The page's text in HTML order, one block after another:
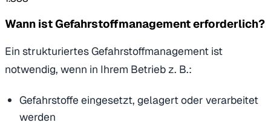
Wann ist Gefahrstoffmanagement erforderlich?
Ein strukturiertes Gefahrstoffmanagement ist
notwendig, wenn in Ihrem Betrieb z. B.:
Gefahrstoffe eingesetzt, gelagert oder verarbeitet
werden